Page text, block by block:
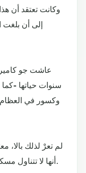
وكانت تعتقد أن
إلى أن بلغت
عاشت جو
سنوات حياتها -
وكسور في
لم تعرْ لذلك بالا،
أنها لا تتناول مسكنات للألم بعد تلك الإصابات والعمليات.